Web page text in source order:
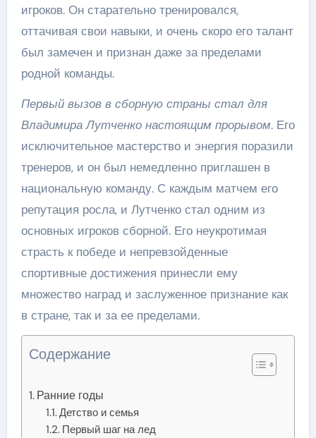
игроков. Он старательно тренировался,
оттачивая свои навыки, и очень скоро его талант
был замечен и признан даже за пределами
родной команды.
Первый вызов в сборную страны стал для
Владимира Лутченко настоящим прорывом. Его
исключительное мастерство и энергия поразили
тренеров, и он был немедленно приглашен в
национальную команду. С каждым матчем его
репутация росла, и Лутченко стал одним из
основных игроков сборной. Его неукротимая
страсть к победе и непревзойденные
спортивные достижения принесли ему
множество наград и заслуженное признание как
в стране, так и за ее пределами.
Содержание
Ранние годы
Детство и семья
Первый шаг на лед